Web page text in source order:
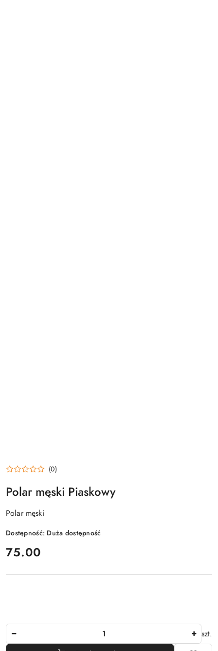
(0)
Polar męski Piaskowy
Polar męski
Dostępność: Duża dostępność
cena:
75.00
szt.